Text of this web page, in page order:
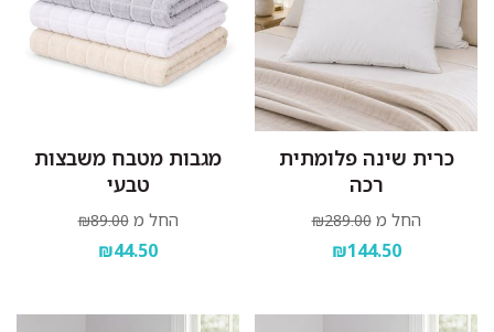
כרית שינה פלומתית
רכה
החל מ ₪289.00
₪144.50
מגבות מטבח משבצות
טבעי
החל מ ₪89.00
₪44.50